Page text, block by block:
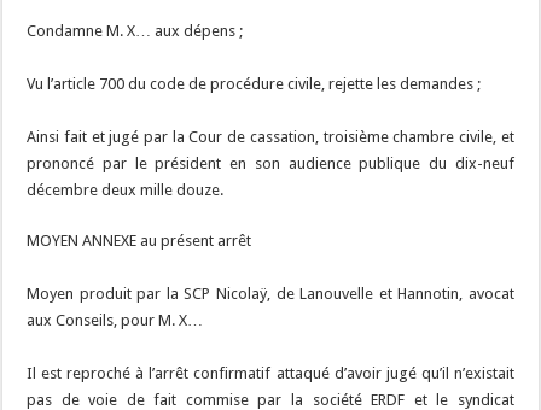
Condamne M. X… aux dépens ;
Vu l’article 700 du code de procédure civile, rejette les demandes ;
Ainsi fait et jugé par la Cour de cassation, troisième chambre civile, et
prononcé par le président en son audience publique du dix-neuf
décembre deux mille douze.
MOYEN ANNEXE au présent arrêt
Moyen produit par la SCP Nicolaÿ, de Lanouvelle et Hannotin, avocat
aux Conseils, pour M. X…
Il est reproché à l’arrêt confirmatif attaqué d’avoir jugé qu’il n’existait
pas de voie de fait commise par la société ERDF et le syndicat